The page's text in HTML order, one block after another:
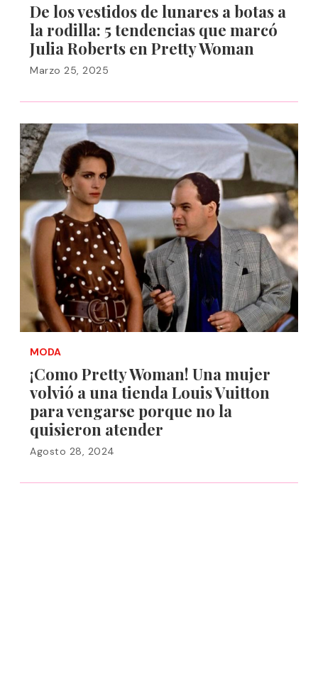
De los vestidos de lunares a botas a
la rodilla: 5 tendencias que marcó
Julia Roberts en Pretty Woman
Marzo 25, 2025
MODA
¡Como Pretty Woman! Una mujer
volvió a una tienda Louis Vuitton
para vengarse porque no la
quisieron atender
Agosto 28, 2024